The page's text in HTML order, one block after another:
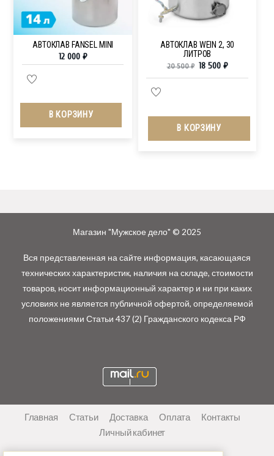
АВТОКЛАВ FANSEL MINI
12 000 ₽
В КОРЗИНУ
АВТОКЛАВ WEIN 2, 30
ЛИТРОВ
20 500₽ 18 500 ₽
В КОРЗИНУ
Магазин "Мужское дело" © 2025
Вся представленная на сайте информация, касающаяся
технических характеристик, наличия на складе, стоимости
товаров, носит информационный характер и ни при каких
условиях не является публичной офертой, определяемой
положениями Статьи 437 (2) Гражданского кодекса РФ
Главная Статьи Доставка Оплата
Контакты
Личный кабинет